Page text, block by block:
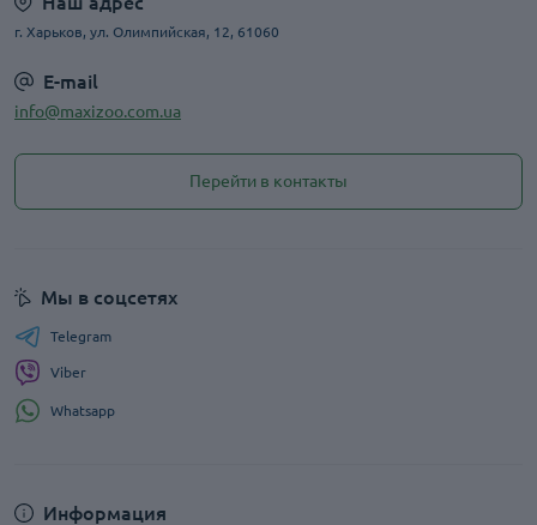
г. Харьков, ул. Олимпийская, 12, 61060
E-mail
info@maxizoo.com.ua
Перейти в контакты
Информация
Мы в соцсетях
Telegram
Viber
Whatsapp